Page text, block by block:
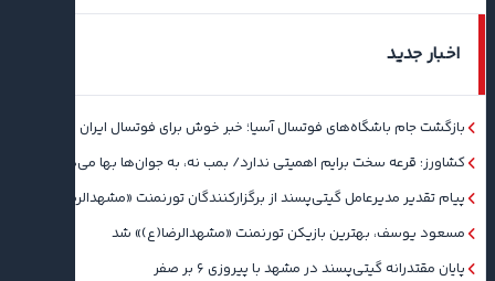
اخبار جدید
بازگشت جام باشگاه‌های فوتسال آسیا؛ خبر خوش برای فوتسال ایران
کشاورز: قرعه سخت برایم اهمیتی ندارد/ بمب نه، به جوان‌ها بها می‌دهم
پیام تقدیر مدیرعامل گیتی‌پسند از برگزارکنندگان تورنمنت «مشهدالرضا(ع)»
مسعود یوسف، بهترین بازیکن تورنمنت «مشهدالرضا(ع)» شد
پایان مقتدرانه گیتی‌پسند در مشهد با پیروزی ۶ بر صفر